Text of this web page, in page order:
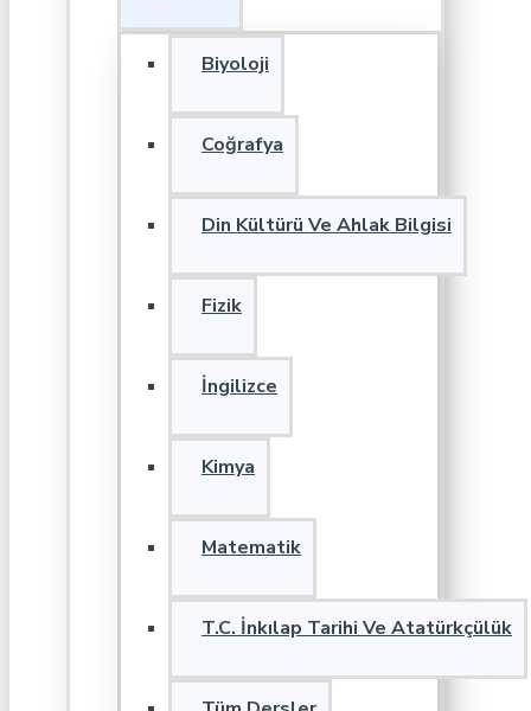
Biyoloji
Coğrafya
Din Kültürü Ve Ahlak Bilgisi
Fizik
İngilizce
Kimya
Matematik
T.C. İnkılap Tarihi Ve Atatürkçülük